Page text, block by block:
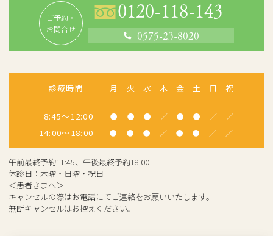
ご予約・
お問合せ
0120-118-143
0575-23-8020
診療時間 月 火 水 木 金 土 日 祝
8:45～12:00 ● ● ● ／ ● ● ／ ／
14:00～18:00 ● ● ● ／ ● ● ／ ／
午前最終予約11:45、午後最終予約18:00
休診日：木曜・日曜・祝日
＜患者さまへ＞
キャンセルの際はお電話にてご連絡をお願いいたします。
無断キャンセルはお控えください。